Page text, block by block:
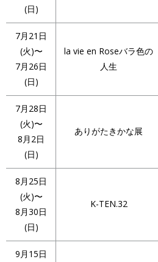
(日)
7月21日
(火)〜
7月26日
(日)
la vie en Roseバラ色の
人生
7月28日
(火)〜
8月2日
(日)
ありがたきかな展
8月25日
(火)〜
8月30日
(日)
K-TEN.32
9月15日